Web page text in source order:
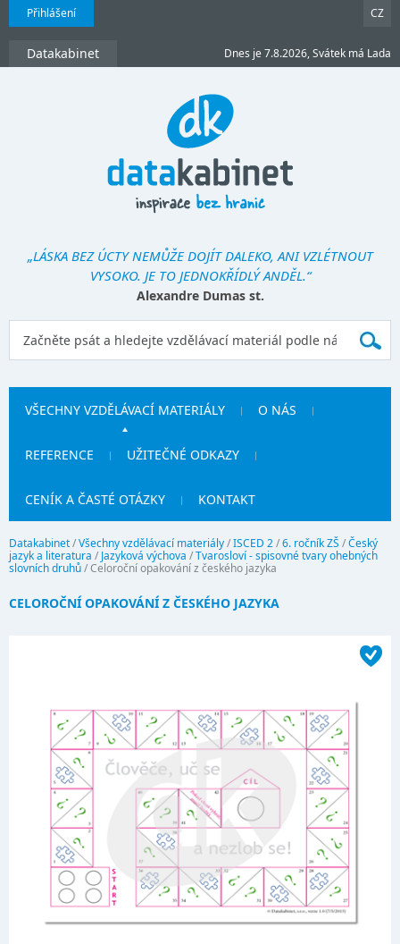
Přihlášení CZ
Datakabinet Dnes je 7.8.2026, Svátek má Lada
„LÁSKA BEZ ÚCTY NEMŮŽE DOJÍT DALEKO, ANI VZLÉTNOUT
VYSOKO. JE TO JEDNOKŘÍDLÝ ANDĚL.“
Alexandre Dumas st.
VŠECHNY VZDĚLÁVACÍ MATERIÁLY O NÁS
REFERENCE UŽITEČNÉ ODKAZY
CENÍK A ČASTÉ OTÁZKY KONTAKT
Datakabinet/Všechny vzdělávací materiály/ISCED 2/6. ročník ZŠ /Český
jazyk a literatura / Jazyková výchova /Tvarosloví - spisovné tvary ohebných
slovních druhů/Celoroční opakování z českého jazyka
CELOROČNÍ OPAKOVÁNÍ Z ČESKÉHO JAZYKA